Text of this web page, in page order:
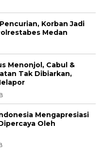
Korban Jadi
Medan
Menonjol, Cabul &
Tak Dibiarkan,
Mengapresiasi
Oleh